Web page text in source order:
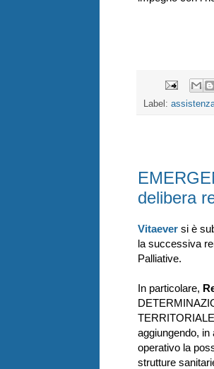
Label:
delibera
Vitaever si è
la successiva
Palliative.
In particolare,
aggiungendo,
operativo la
strutture